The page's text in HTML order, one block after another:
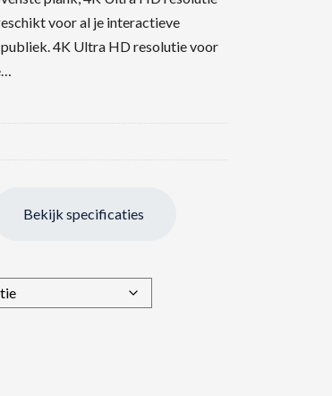
voor al je interactieve
4K Ultra HD resolutie voor
Bekijk specificaties